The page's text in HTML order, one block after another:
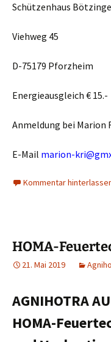
Schützenhaus
Viehweg 45
D-75179 Pforzheim
Energieausgleich € 15.-
Anmeldung bei Marion
E-Mail marion-
Kommentar
HOMA-
21. Mai 2019
AGNIHOTRA
HOMA-